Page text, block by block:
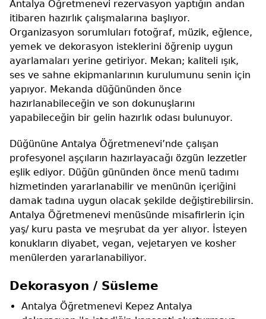
Antalya Öğretmenevi rezervasyon yaptığın andan
itibaren hazırlık çalışmalarına başlıyor.
Organizasyon sorumluları fotoğraf, müzik, eğlence,
yemek ve dekorasyon isteklerini öğrenip uygun
ayarlamaları yerine getiriyor. Mekan; kaliteli ışık,
ses ve sahne ekipmanlarının kurulumunu senin için
yapıyor. Mekanda düğününden önce
hazırlanabileceğin ve son dokunuşlarını
yapabileceğin bir gelin hazırlık odası bulunuyor.
Düğününe Antalya Öğretmenevi’nde çalışan
profesyonel aşçıların hazırlayacağı özgün lezzetler
eşlik ediyor. Düğün gününden önce menü tadımı
hizmetinden yararlanabilir ve menünün içeriğini
damak tadına uygun olacak şekilde değiştirebilirsin.
Antalya Öğretmenevi menüsünde misafirlerin için
yaş/ kuru pasta ve meşrubat da yer alıyor. İsteyen
konukların diyabet, vegan, vejetaryen ve kosher
menülerden yararlanabiliyor.
Dekorasyon / Süsleme
Antalya Öğretmenevi Kepez Antalya